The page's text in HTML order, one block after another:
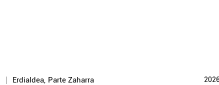
Erdialdea, Parte Zaharra